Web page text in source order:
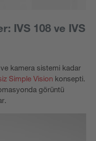
IVS 108 ve IVS
kamera sistemi kadar
Simple Vision konsepti.
görüntü